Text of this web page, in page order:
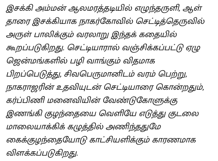
இசக்கி அம்மன் ஆலமரத்தடியில் எழுந்தருளி, ஆள்
தாரை இசக்கியாக நாகர்கோவில் செட்டித்தெருவில்
அருள் பாலிக்கும் வரலாறு இந்தக் கதையில்
கூறப்படுகிறது. செட்டியாரால் வஞ்சிக்கப்பட்டு ஏழு
ஜென்மங்களில் பழி வாங்கும் விதமாக
பிறப்பெடுத்து, சிவபெருமானிடம் வரம் பெற்று,
நாகராஜரின் உதவியுடன் செட்டியாரை கொன்றதும்,
கர்ப்பிணி மனைவியின் வேண்டுகோளுக்கு
இணங்கி குழந்தையை வெளியே எடுத்து குடலை
மாலையாக்கிக் கழுத்தில் அணிந்ததுமே
கைக்குழந்தையோடு காட்சியளிக்கும் காரணமாக
விளக்கப்படுகிறது.